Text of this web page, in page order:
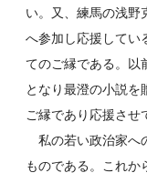
い。又、練馬の浅野
へ参加し応援してい
てのご縁である。以
となり最澄の小説を
ご縁であり応援させ
私の若い政治家へ
ものである。これか